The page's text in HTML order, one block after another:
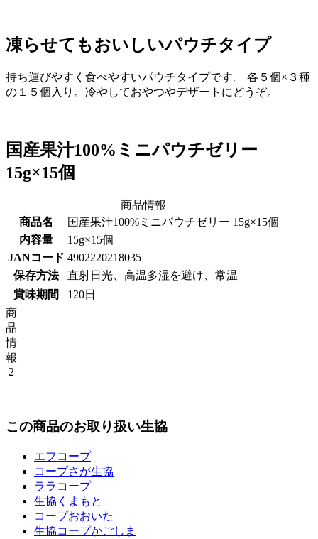
凍らせてもおいしいパウチタイプ
持ち運びやすく食べやすいパウチタイプです。 各５個×３種
の１５個入り。冷やしておやつやデザートにどうぞ。
国産果汁100%ミニパウチゼリー
15g×15個
商品情報
商品名
国産果汁100%ミニパウチゼリー 15g×15個
内容量
15g×15個
JANコード 4902220218035
保存方法
直射日光、高温多湿を避け、常温
賞味期間
120日
商
品
情
報
2
この商品のお取り扱い生協
エフコープ
コープさが生協
ララコープ
生協くまもと
コープおおいた
生協コープかごしま